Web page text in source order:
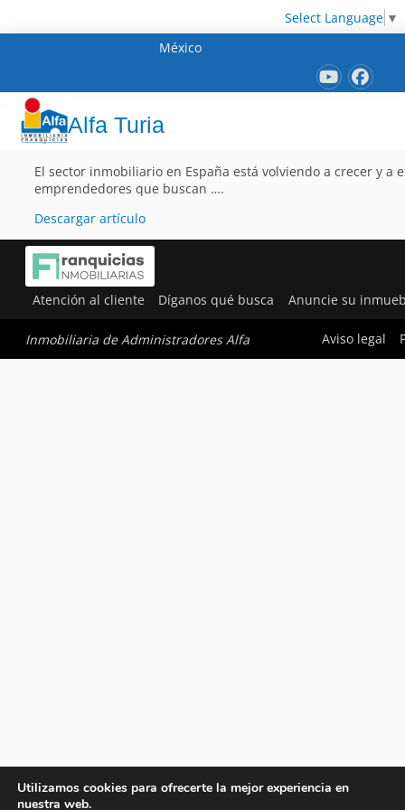
Select Language ▼
México
Alfa Turia
El sector inmobiliario en España está volviendo a crecer y a
emprendedores que buscan ….
Descargar artículo
Atención al cliente Díganos qué busca Anuncie su
Inmobiliaria de Administradores Alfa Aviso legal
Utilizamos cookies para ofrecerte la mejor experiencia en
nuestra web.